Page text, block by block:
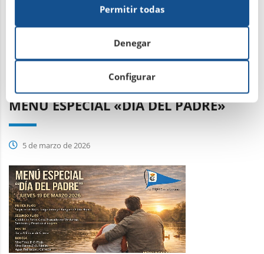
Leer más
MENÚ ESPECIAL «DÍA DEL PADRE»
5 de marzo de 2026
Configurar
Denegar
Permitir todas